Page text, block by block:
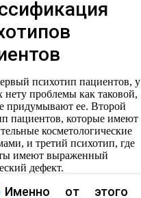
психотип пациентов, у
нету проблемы как таковой,
придумывают ее. Второй
пациентов, которые имеют
косметологические
и третий психотип, где
имеют выраженный
дефект.
Именно от этого